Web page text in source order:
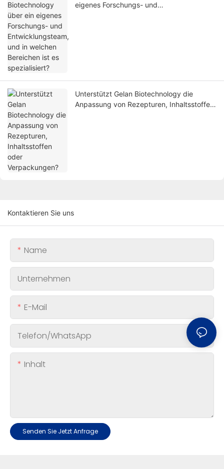
eigenes Forschungs- und
Unterstützt Gelan Biotechnology die
Anpassung von Rezepturen, Inhaltsstoffen
Kontaktieren Sie uns
Name
Unternehmen
E-Mail
Telefon/WhatsApp
Inhalt
Senden Sie Jetzt Anfrage